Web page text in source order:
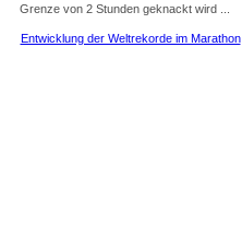
Grenze von 2 Stunden geknackt wird ...
Entwicklung der Weltrekorde im Marathon